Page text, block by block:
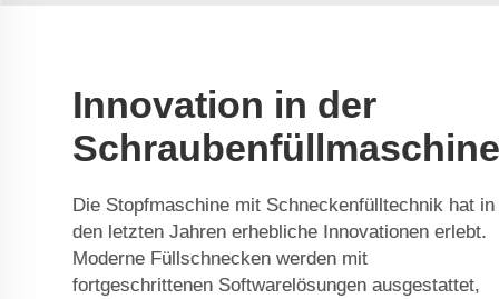
Innovation in der
Schraubenfüllmaschine
Die Stopfmaschine mit Schneckenfülltechnik hat in
den letzten Jahren erhebliche Innovationen erlebt.
Moderne Füllschnecken werden mit
fortgeschrittenen Softwarelösungen ausgestattet,